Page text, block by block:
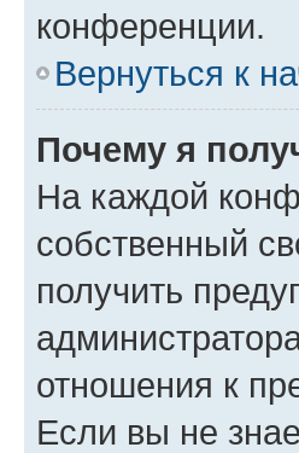
конференции.
Вернуться к
Почему я
На каждой
собственный
получить
отношения к
Если вы не